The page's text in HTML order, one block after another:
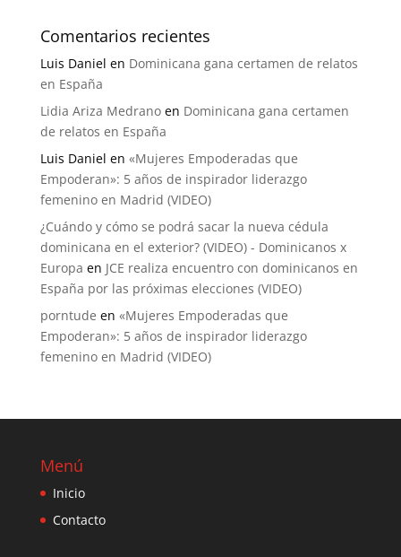
Comentarios recientes
Luis Daniel en Dominicana gana certamen de relatos
en España
Lidia Ariza Medranoen Dominicana gana certamen
de relatos en España
Luis Daniel en «Mujeres Empoderadas que
Empoderan»: 5 años de inspirador liderazgo
femenino en Madrid (VIDEO)
¿Cuándo y cómo se podrá sacar la nueva cédula
dominicana en el exterior? (VIDEO) - Dominicanos x
Europa en JCE realiza encuentro con dominicanos en
España por las próximas elecciones (VIDEO)
porntude en «Mujeres Empoderadas que
Empoderan»: 5 años de inspirador liderazgo
femenino en Madrid (VIDEO)
Menú
Inicio
Contacto